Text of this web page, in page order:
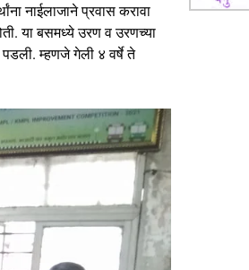
नाईलाजाने प्रवास करावा
या बसमध्ये उरण व उरणच्या
म्हणजे गेली ४ वर्षे ते